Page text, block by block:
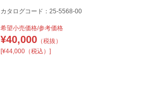
カタログコード：25-5568-00
希望小売価格/参考価格
¥40,000（税抜）
[¥44,000（税込）]